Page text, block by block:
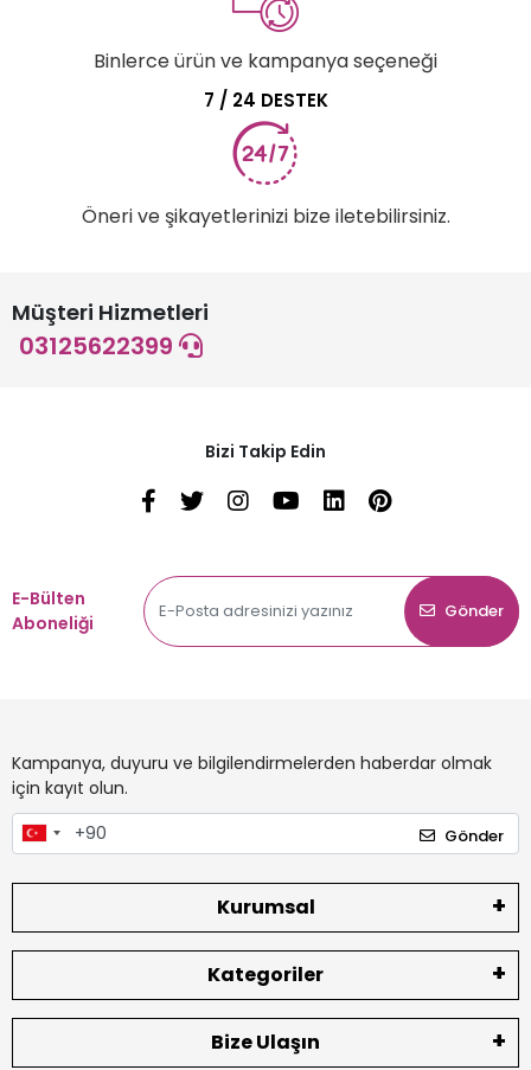
Binlerce ürün ve kampanya seçeneği
7 / 24 DESTEK
Öneri ve şikayetlerinizi bize iletebilirsiniz.
Müşteri Hizmetleri
03125622399
Bizi Takip Edin
E-Bülten
Aboneliği
Gönder
Kampanya, duyuru ve bilgilendirmelerden haberdar olmak
için kayıt olun.
Gönder
Kurumsal
Kategoriler
Bize Ulaşın